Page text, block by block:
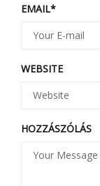
EMAIL*
WEBSITE
HOZZÁSZÓLÁS